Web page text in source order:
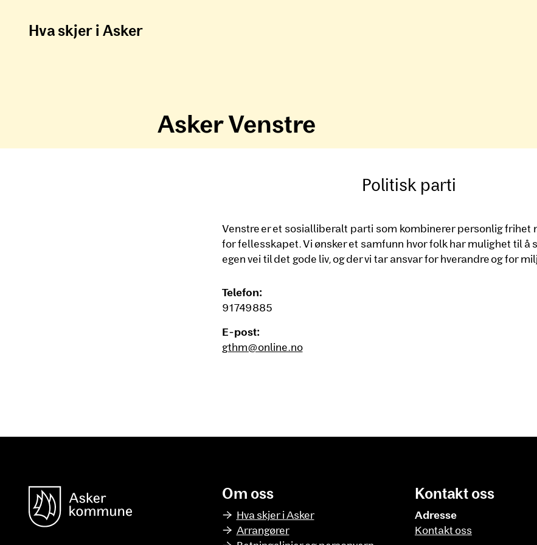
Hva skjer i Asker
Asker Venstre
Politisk parti
Venstre er et sosialliberalt parti som kombinerer personlig frihet
for fellesskapet. Vi ønsker et samfunn hvor folk har mulighet til å
egen vei til det gode liv, og der vi tar ansvar for hverandre og for
Telefon:
91749885
E-post:
gthm@online.no
Om oss
Hva skjer i Asker
Arrangører
Kontakt oss
Adresse
Kontakt oss